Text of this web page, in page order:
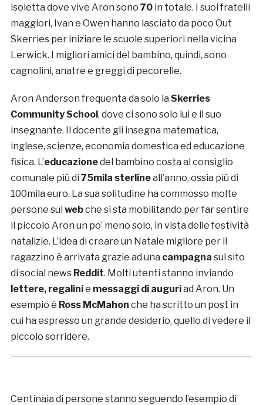
isoletta dove vive Aron sono 70 in totale. I suoi fratelli
maggiori, Ivan e Owen hanno lasciato da poco Out
Skerries per iniziare le scuole superiori nella vicina
Lerwick. I migliori amici del bambino, quindi, sono
cagnolini, anatre e greggi di pecorelle.
Aron Anderson frequenta da solo la Skerries
Community School, dove ci sono solo lui e il suo
insegnante. Il docente gli insegna matematica,
inglese, scienze, economia domestica ed educazione
fisica. L’educazionedel bambino costa al consiglio
comunale più di 75mila sterlineall’anno, ossia più di
100mila euro. La sua solitudine ha commosso molte
persone sul webche si sta mobilitando per far sentire
il piccolo Aron un po’ meno solo, in vista delle festività
natalizie. L’idea di creare un Natale migliore per il
ragazzino è arrivata grazie ad una campagna sul sito
di social news Reddit. Molti utenti stanno inviando
lettere, regalinie messaggi di auguriad Aron. Un
esempio è Ross McMahon che ha scritto un post in
cui ha espresso un grande desiderio, quello di vedere il
piccolo sorridere.
Centinaia di persone stanno seguendo l’esempio di